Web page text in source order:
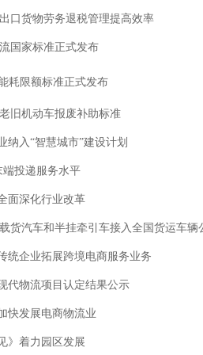
口货物劳务退税管理提高效率
国家标准正式发布
耗限额标准正式发布
旧机动车报废补助标准
纳入“智慧城市”建设计划
投递服务水平
面深化行业改革
货汽车和半挂牵引车接入全国货运车辆
统企业拓展跨境电商服务业务
代物流项目认定结果公示
快发展电商物流业
》着力园区发展